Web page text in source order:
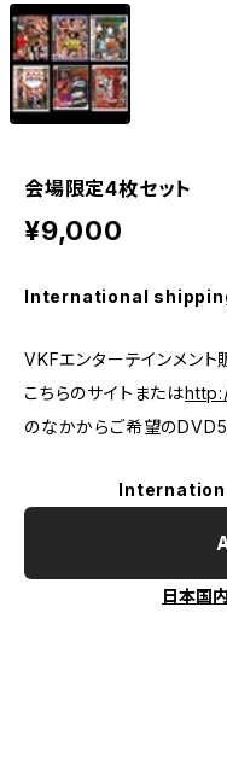
会場限定4枚セット
¥9,000
International
VKFエンターテインメン
こちらのサイトまたは
のなかからご希望のDVD5
日本国